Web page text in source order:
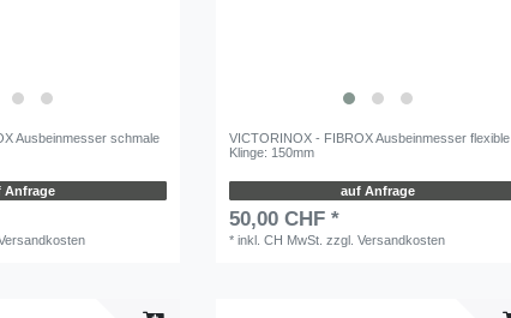
Ausbeinmesser schmale
Anfrage
VICTORINOX - FIBROX Ausbeinmesser flexible
Klinge: 150mm
auf Anfrage
50,00 CHF *
*inkl. CH MwSt. zzgl.Versandkosten